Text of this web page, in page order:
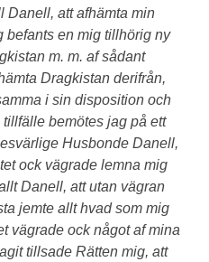
Danell, att afhämta min
befants en mig tillhörig ny
m. m. af sådant
Dragkistan derifrån,
i sin disposition och
bemötes jag på ett
Husbonde Danell,
ock vägrade lemna mig
Danell, att utan vägran
jemte allt hvad som mig
vägrade ock något af mina
tillsade Rätten mig, att